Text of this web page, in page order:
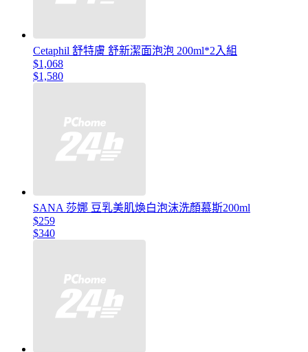
Cetaphil 舒特膚 舒新潔面泡泡 200ml*2入組
$1,068
$1,580
SANA 莎娜 豆乳美肌煥白泡沫洗顏慕斯200ml
$259
$340